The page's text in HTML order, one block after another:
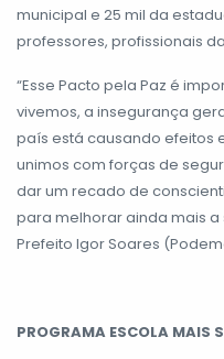
municipal e 25 mil da
professores, profissionais
“Esse Pacto pela Paz é
vivemos, a insegurança
país está causando efeitos
unimos com forças de
dar um recado de
para melhorar ainda mais
Prefeito Igor Soares
PROGRAMA ESCOLA MAIS